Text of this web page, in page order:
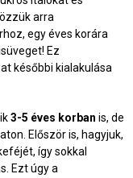
arra
egy éves korára
Ez
későbbi kialakulása
3-5 éves korban is, de
Először is, hagyjuk,
így sokkal
Ezt úgy a